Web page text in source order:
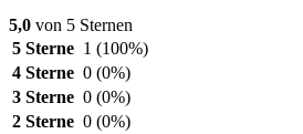
5,0 von 5 Sternen
5 Sterne 1 (100%)
4 Sterne 0 (0%)
3 Sterne 0 (0%)
2 Sterne 0 (0%)